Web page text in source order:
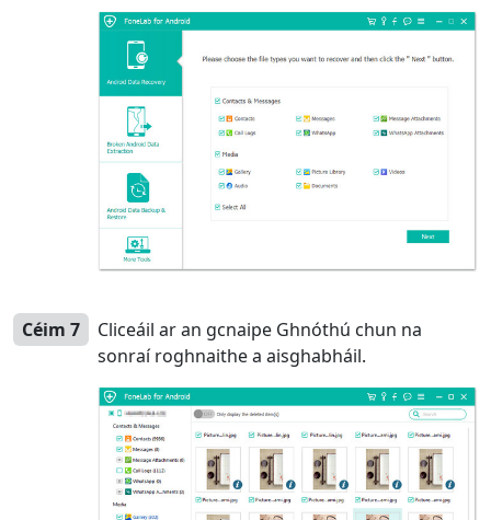
Céim 7
Cliceáil ar an gcnaipe Ghnóthú chun na
sonraí roghnaithe a aisghabháil.